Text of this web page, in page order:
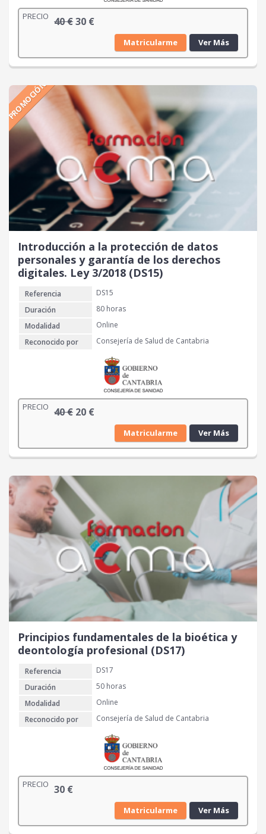
PRECIO 40€E
r
c
i
o
o
i
g
i
n
a
l
e
r
a
30 €E
r
c
o
a
c
t
u
a
e
s
:
3
0
Matricularme Ver Más
PROMOCIÓN
Introducción a la protección de datos
personales y garantía de los derechos
digitales. Ley 3/2018 (DS15)
Referencia
DS15
Duración
80 horas
Modalidad
Online
Reconocido por
Consejería de Salud de Cantabria
PRECIO 40€ E
r
c
i
o
o
i
g
i
n
e
r
a
.
20 €E
r
c
o
a
c
t
u
a
l
:
2
0
€
Matricularme Ver Más
Principios fundamentales de la bioética y
deontología profesional (DS17)
Referencia
DS17
Duración
50 horas
Modalidad
Online
Reconocido por
Consejería de Salud de Cantabria
PRECIO 30 €
Matricularme Ver Más